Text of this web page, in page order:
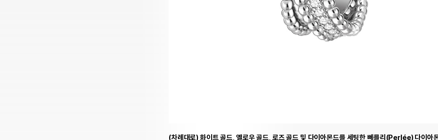
(차례대로) 화이트 골드, 옐로우 골드, 로즈 골드 및 다이아몬드를 세팅한 뻬를리(Perlée) 다이아